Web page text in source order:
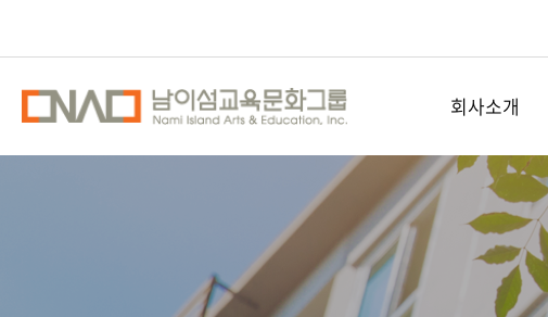
회사소개
남이섬교육문화그룹
공간소개
오시는길